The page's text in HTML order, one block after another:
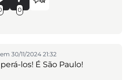
0
30/11/2024 21:32
los! É São Paulo!